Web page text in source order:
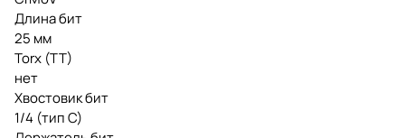
Длина бит
25 мм
Torx (TT)
нет
Хвостовик бит
1/4 (тип С)